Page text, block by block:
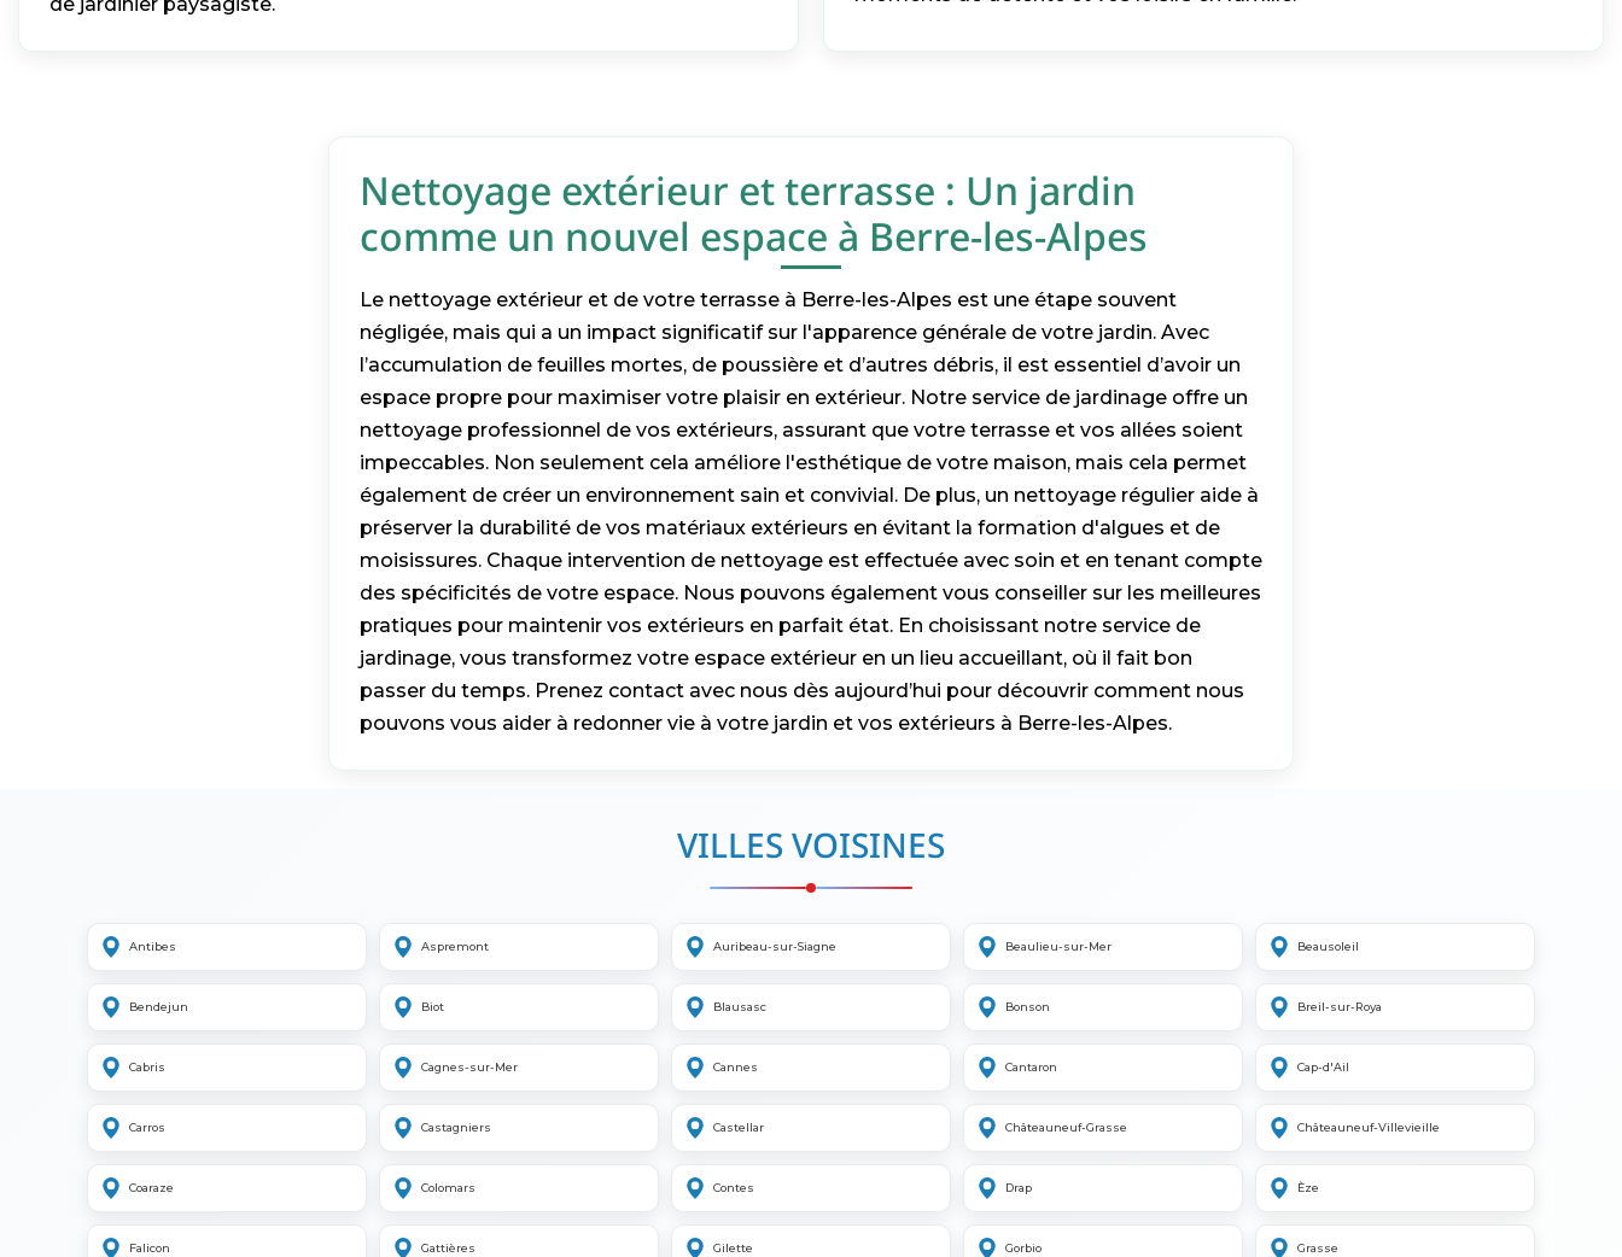
Nettoyage extérieur et terrasse : Un jardin
comme un nouvel espace à Berre-les-Alpes
Le nettoyage extérieur et de votre terrasse à Berre-les-Alpes est une étape souvent
négligée, mais qui a un impact significatif sur l'apparence générale de votre jardin. Avec
l’accumulation de feuilles mortes, de poussière et d’autres débris, il est essentiel d’avoir un
espace propre pour maximiser votre plaisir en extérieur. Notre service de jardinage offre un
nettoyage professionnel de vos extérieurs, assurant que votre terrasse et vos allées soient
impeccables. Non seulement cela améliore l'esthétique de votre maison, mais cela permet
également de créer un environnement sain et convivial. De plus, un nettoyage régulier aide à
préserver la durabilité de vos matériaux extérieurs en évitant la formation d'algues et de
moisissures. Chaque intervention de nettoyage est effectuée avec soin et en tenant compte
des spécificités de votre espace. Nous pouvons également vous conseiller sur les meilleures
pratiques pour maintenir vos extérieurs en parfait état. En choisissant notre service de
jardinage, vous transformez votre espace extérieur en un lieu accueillant, où il fait bon
passer du temps. Prenez contact avec nous dès aujourd’hui pour découvrir comment nous
pouvons vous aider à redonner vie à votre jardin et vos extérieurs à Berre-les-Alpes.
VILLES VOISINES
Antibes Aspremont Auribeau-sur-Siagne Beaulieu-sur-Mer Beausoleil
Bendejun Biot Blausasc Bonson Breil-sur-Roya
Cabris Cagnes-sur-Mer Cannes Cantaron Cap-d'Ail
Carros Castagniers Castellar Châteauneuf-Grasse Châteauneuf-Villevieille
Coaraze Colomars Contes Drap Èze
Falicon Gattières Gilette Gorbio Grasse